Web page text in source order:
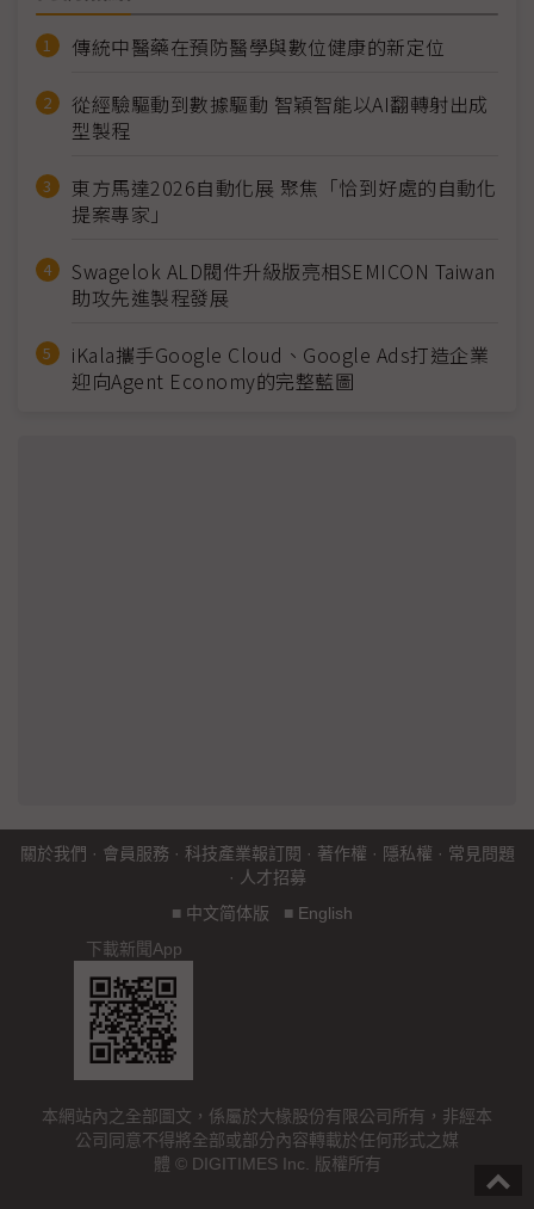
傳統中醫藥在預防醫學與數位健康的新定位
從經驗驅動到數據驅動 智穎智能以AI翻轉射出成
型製程
東方馬達2026自動化展 聚焦「恰到好處的自動化
提案專家」
Swagelok ALD閥件升級版亮相SEMICON Taiwan
助攻先進製程發展
iKala攜手Google Cloud、Google Ads打造企業
迎向Agent Economy的完整藍圖
關於我們 · 會員服務 · 科技產業報訂閱 · 著作權 · 隱私權 · 常見問題
· 人才招募
■ 中文简体版 ■ English
下載新聞App
本網站內之全部圖文，係屬於大椽股份有限公司所有，非經本
公司同意不得將全部或部分內容轉載於任何形式之媒
體 © DIGITIMES Inc. 版權所有